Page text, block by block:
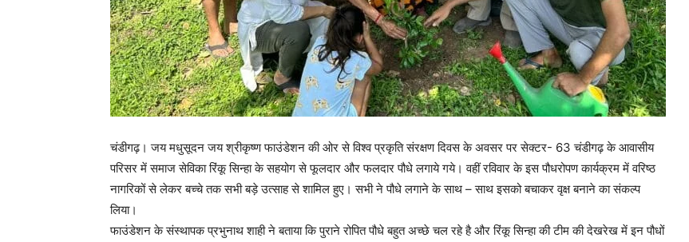
चंडीगढ़। जय मधुसूदन जय श्रीकृष्ण फाउंडेशन की ओर से विश्व प्रकृति संरक्षण दिवस के अवसर पर सेक्टर- 63 चंडीगढ़ के आवासीय
परिसर में समाज सेविका रिंकू सिन्हा के सहयोग से फूलदार और फलदार पौधे लगाये गये। वहीं रविवार के इस पौधरोपण कार्यक्रम में वरिष्ठ
नागरिकों से लेकर बच्चे तक सभी बड़े उत्साह से शामिल हुए। सभी ने पौधे लगाने के साथ – साथ इसको बचाकर वृक्ष बनाने का संकल्प
लिया।
फाउंडेशन के संस्थापक प्रभुनाथ शाही ने बताया कि पुराने रोपित पौधे बहुत अच्छे चल रहे है और रिंकू सिन्हा की टीम की देखरेख में इन पौधों